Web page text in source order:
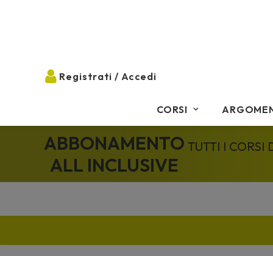
CORSI
ABBONAMENTO
ALL INCLUSIVE
TUTTI I CORSI